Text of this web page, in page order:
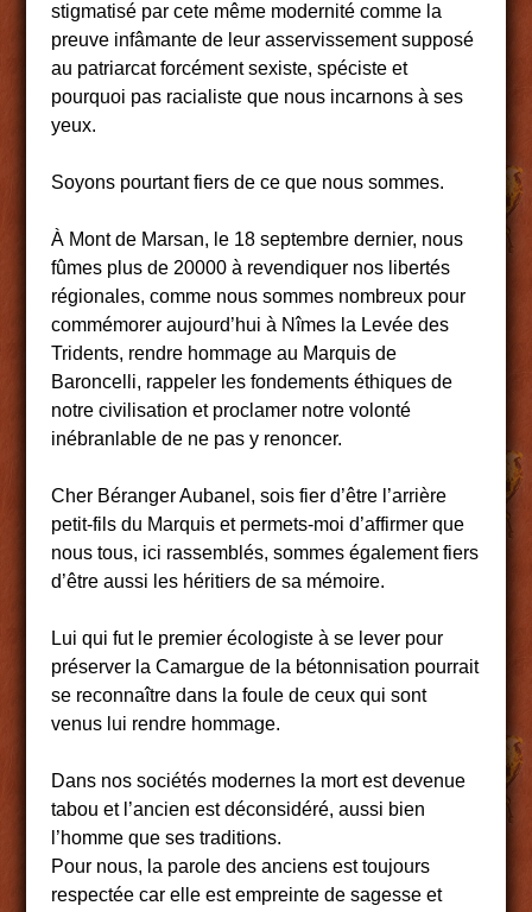
stigmatisé par cete même modernité comme la
preuve infâmante de leur asservissement supposé
au patriarcat forcément sexiste, spéciste et
pourquoi pas racialiste que nous incarnons à ses
yeux.
Soyons pourtant fiers de ce que nous sommes.
À Mont de Marsan, le 18 septembre dernier, nous
fûmes plus de 20000 à revendiquer nos libertés
régionales, comme nous sommes nombreux pour
commémorer aujourd’hui à Nîmes la Levée des
Tridents, rendre hommage au Marquis de
Baroncelli, rappeler les fondements éthiques de
notre civilisation et proclamer notre volonté
inébranlable de ne pas y renoncer.
Cher Béranger Aubanel, sois fier d’être l’arrière
petit-fils du Marquis et permets-moi d’affirmer que
nous tous, ici rassemblés, sommes également fiers
d’être aussi les héritiers de sa mémoire.
Lui qui fut le premier écologiste à se lever pour
préserver la Camargue de la bétonnisation pourrait
se reconnaître dans la foule de ceux qui sont
venus lui rendre hommage.
Dans nos sociétés modernes la mort est devenue
tabou et l’ancien est déconsidéré, aussi bien
l’homme que ses traditions.
Pour nous, la parole des anciens est toujours
respectée car elle est empreinte de sagesse et